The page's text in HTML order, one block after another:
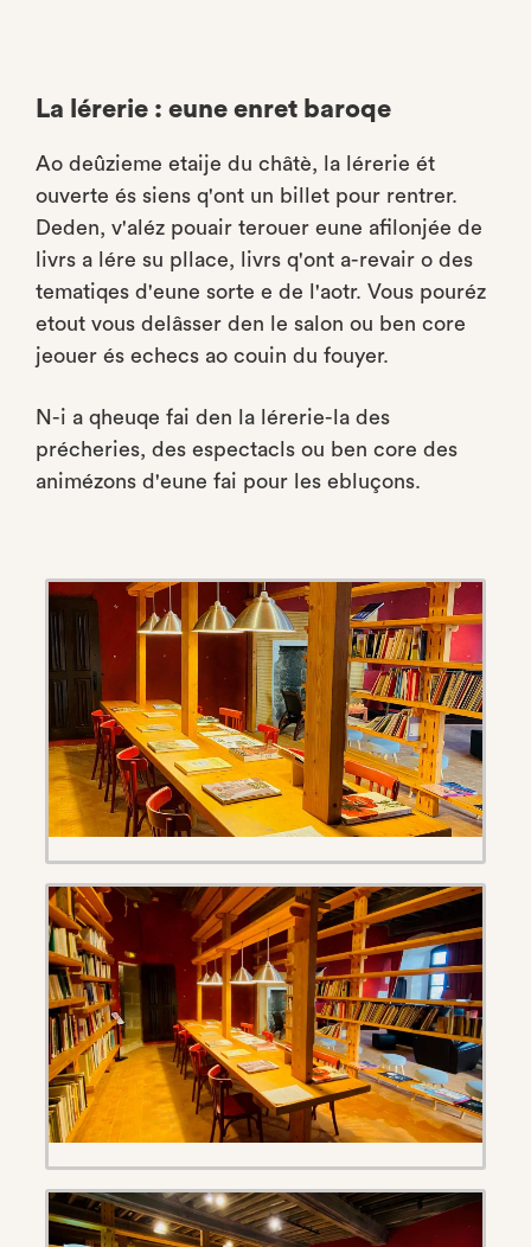
La lérerie : eune enret baroqe
Ao deûzieme etaije du châtè, la lérerie ét
ouverte és siens q'ont un billet pour rentrer.
Deden, v'aléz pouair terouer eune afilonjée de
livrs a lére su pllace, livrs q'ont a-revair o des
tematiqes d'eune sorte e de l'aotr. Vous pouréz
etout vous delâsser den le salon ou ben core
jeouer és echecs ao couin du fouyer.
N-i a qheuqe fai den la lérerie-la des
précheries, des espectacls ou ben core des
animézons d'eune fai pour les ebluçons.